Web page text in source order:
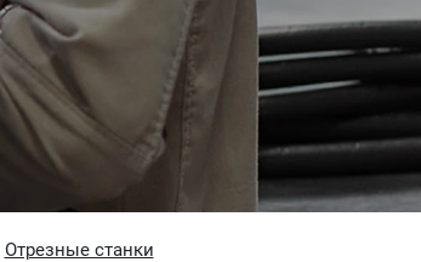
Отрезные станки